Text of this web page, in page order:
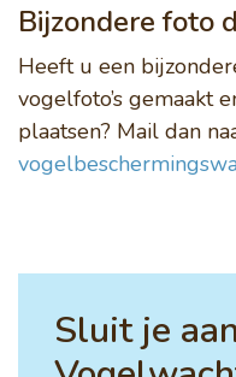
Bijzondere foto
Heeft u een
vogelfoto’s gemaakt
plaatsen? Mail dan
Sluit je